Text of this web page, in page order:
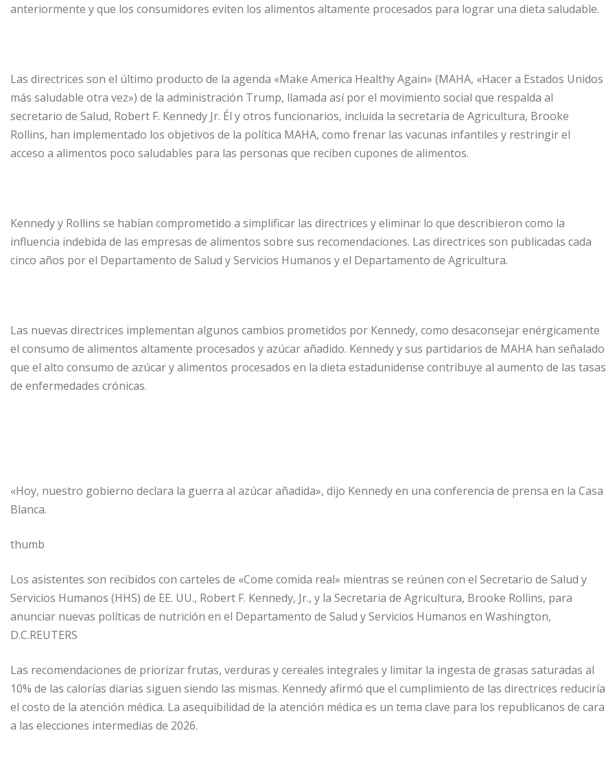
anteriormente y que los consumidores eviten los alimentos altamente procesados para lograr una dieta saludable.
Las directrices son el último producto de la agenda «Make America Healthy Again» (MAHA, «Hacer a Estados Unidos
más saludable otra vez») de la administración Trump, llamada así por el movimiento social que respalda al
secretario de Salud, Robert F. Kennedy Jr. Él y otros funcionarios, incluida la secretaria de Agricultura, Brooke
Rollins, han implementado los objetivos de la política MAHA, como frenar las vacunas infantiles y restringir el
acceso a alimentos poco saludables para las personas que reciben cupones de alimentos.
Kennedy y Rollins se habían comprometido a simplificar las directrices y eliminar lo que describieron como la
influencia indebida de las empresas de alimentos sobre sus recomendaciones. Las directrices son publicadas cada
cinco años por el Departamento de Salud y Servicios Humanos y el Departamento de Agricultura.
Las nuevas directrices implementan algunos cambios prometidos por Kennedy, como desaconsejar enérgicamente
el consumo de alimentos altamente procesados y azúcar añadido. Kennedy y sus partidarios de MAHA han señalado
que el alto consumo de azúcar y alimentos procesados en la dieta estadunidense contribuye al aumento de las tasas
de enfermedades crónicas.
«Hoy, nuestro gobierno declara la guerra al azúcar añadida», dijo Kennedy en una conferencia de prensa en la Casa
Blanca.
thumb
Los asistentes son recibidos con carteles de «Come comida real» mientras se reúnen con el Secretario de Salud y
Servicios Humanos (HHS) de EE. UU., Robert F. Kennedy, Jr., y la Secretaria de Agricultura, Brooke Rollins, para
anunciar nuevas políticas de nutrición en el Departamento de Salud y Servicios Humanos en Washington,
D.C.REUTERS
Las recomendaciones de priorizar frutas, verduras y cereales integrales y limitar la ingesta de grasas saturadas al
10% de las calorías diarias siguen siendo las mismas. Kennedy afirmó que el cumplimiento de las directrices reduciría
el costo de la atención médica. La asequibilidad de la atención médica es un tema clave para los republicanos de cara
a las elecciones intermedias de 2026.